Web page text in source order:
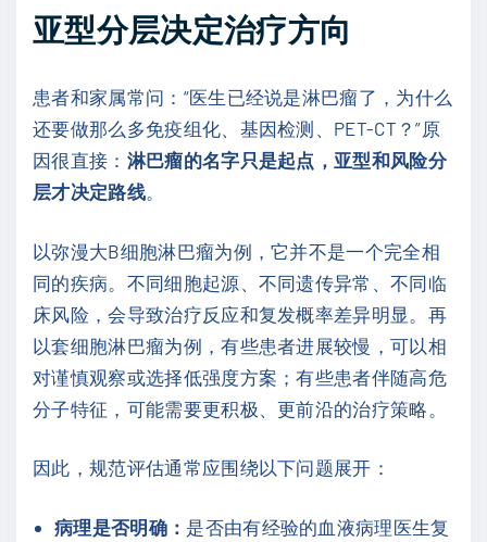
亚型分层决定治疗方向
患者和家属常问：“医生已经说是淋巴瘤了，为什么
还要做那么多免疫组化、基因检测、PET-CT？”原
因很直接： 淋巴瘤的名字只是起点，亚型和风险分
层才决定路线。
以弥漫大B细胞淋巴瘤为例，它并不是一个完全相
同的疾病。不同细胞起源、不同遗传异常、不同临
床风险，会导致治疗反应和复发概率差异明显。再
以套细胞淋巴瘤为例，有些患者进展较慢，可以相
对谨慎观察或选择低强度方案；有些患者伴随高危
分子特征，可能需要更积极、更前沿的治疗策略。
因此，规范评估通常应围绕以下问题展开：
病理是否明确： 是否由有经验的血液病理医生复